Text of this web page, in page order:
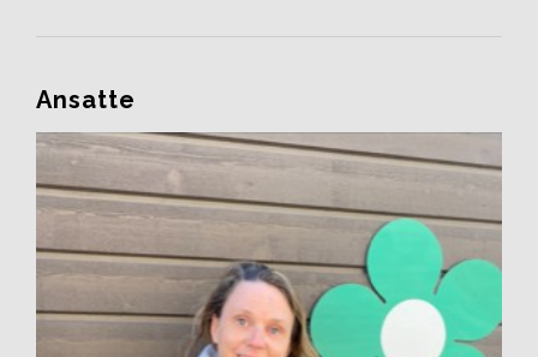
Ansatte